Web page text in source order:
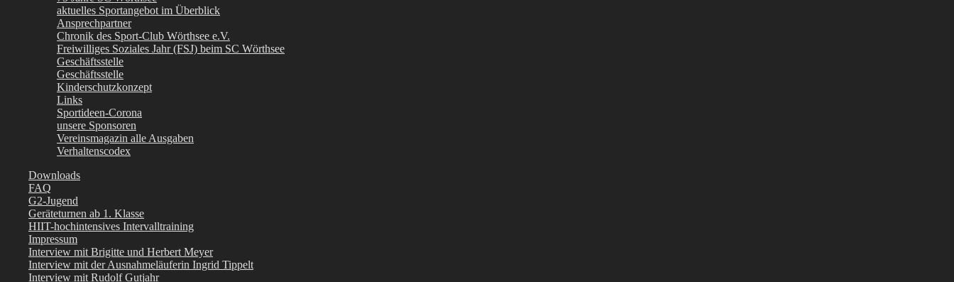
aktuelles Sportangebot im Überblick
Ansprechpartner
Chronik des Sport-Club Wörthsee e.V.
Freiwilliges Soziales Jahr (FSJ) beim SC Wörthsee
Geschäftsstelle
Geschäftsstelle
Kinderschutzkonzept
Links
Sportideen-Corona
unsere Sponsoren
Vereinsmagazin alle Ausgaben
Verhaltenscodex
Downloads
FAQ
G2-Jugend
Geräteturnen ab 1. Klasse
HIIT-hochintensives Intervalltraining
Impressum
Interview mit Brigitte und Herbert Meyer
Interview mit der Ausnahmeläuferin Ingrid Tippelt
Interview mit Rudolf Gutjahr